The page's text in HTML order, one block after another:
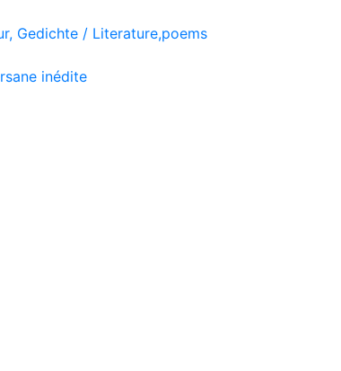
Gedichte / Literature,poems
inédite